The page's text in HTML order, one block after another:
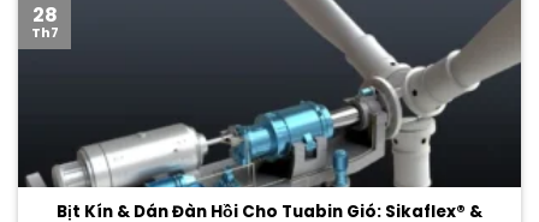
Bịt Kín & Dán Đàn Hồi Cho Tuabin Gió: Sikaflex® &
28
Th7